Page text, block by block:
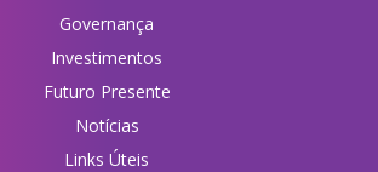
Governança
Investimentos
Futuro Presente
Notícias
Links Úteis